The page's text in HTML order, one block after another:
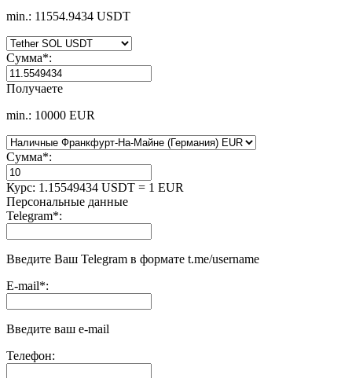
min.: 11554.9434 USDT
Сумма*:
Получаете
min.: 10000 EUR
Сумма*:
Курс: 1.15549434 USDT = 1 EUR
Персональные данные
Telegram*:
Введите Ваш Telegram в формате t.me/username
E-mail*:
Введите ваш e-mail
Телефон: